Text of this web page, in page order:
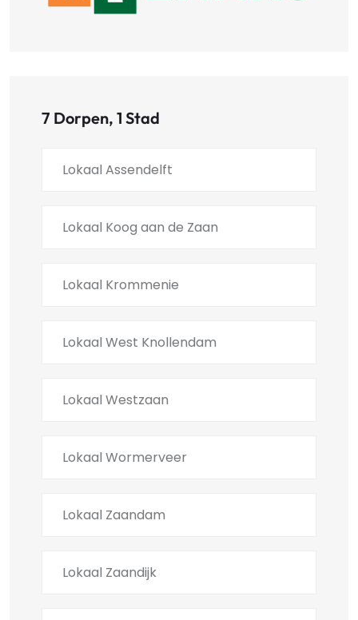
7 Dorpen, 1 Stad
Lokaal Assendelft
Lokaal Koog aan de Zaan
Lokaal Krommenie
Lokaal West Knollendam
Lokaal Westzaan
Lokaal Wormerveer
Lokaal Zaandam
Lokaal Zaandijk